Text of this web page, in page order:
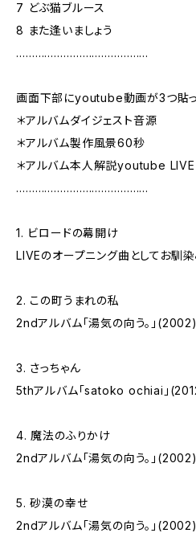
7 どぶ猫ブルース
8 また逢いましょう
……………………………………
画面下部にyoutube動画が3つ貼
＊アルバムダイジェスト音源
＊アルバム製作風景60秒
＊アルバム本人解説youtube LIVE
……………………………………
1. ビロードの幕開け
LIVEのオープニング曲としてお馴
2. この町うまれの私
2ndアルバム「湯気の向う。」
3. さっちゃん
5thアルバム「satoko ochiai」
4. 魔法のふりかけ
2ndアルバム「湯気の向う。」
5. 砂漠の幸せ
2ndアルバム「湯気の向う。」